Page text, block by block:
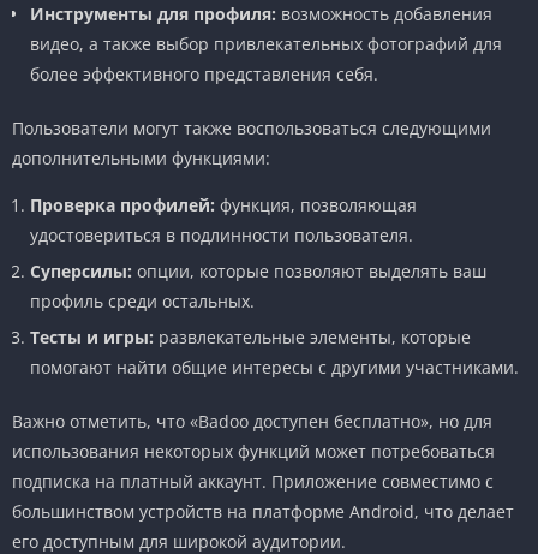
Инструменты для профиля: возможность добавления
видео, а также выбор привлекательных фотографий для
более эффективного представления себя.
Пользователи могут также воспользоваться следующими
дополнительными функциями:
Проверка профилей: функция, позволяющая
удостовериться в подлинности пользователя.
Суперсилы: опции, которые позволяют выделять ваш
профиль среди остальных.
Тесты и игры: развлекательные элементы, которые
помогают найти общие интересы с другими участниками.
Важно отметить, что «Badoo доступен бесплатно», но для
использования некоторых функций может потребоваться
подписка на платный аккаунт. Приложение совместимо с
большинством устройств на платформе Android, что делает
его доступным для широкой аудитории.